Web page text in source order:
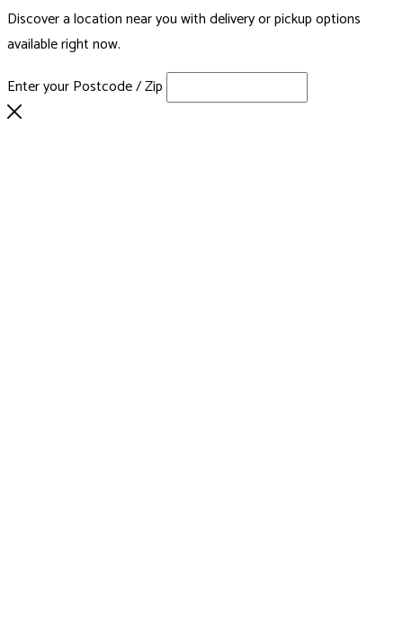
Discover a location near you with delivery or pickup options
available right now.
Enter your Postcode / Zip